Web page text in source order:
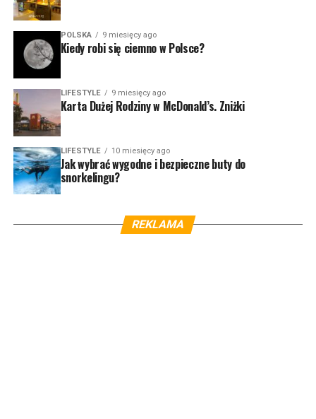
POLSKA 9 miesięcy ago
Kiedy robi się ciemno w Polsce?
LIFESTYLE 9 miesięcy ago
Karta Dużej Rodziny w McDonald’s. Zniżki
LIFESTYLE 10 miesięcy ago
Jak wybrać wygodne i bezpieczne buty do
snorkelingu?
REKLAMA